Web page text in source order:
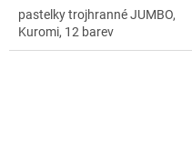
pastelky trojhranné JUMBO,
Kuromi, 12 barev